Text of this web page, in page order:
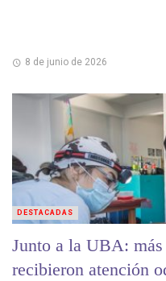
8 de junio de 2026
Junto a la UBA:
recibieron atención
DESTACADAS